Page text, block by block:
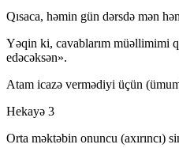
Qısaca, həmin gün dərsdə mən
Yəqin ki, cavablarım müəllimimi
edəcəksən».
Atam icazə vermədiyi üçün
Hekayə 3
Orta məktəbin onuncu (axırıncı)